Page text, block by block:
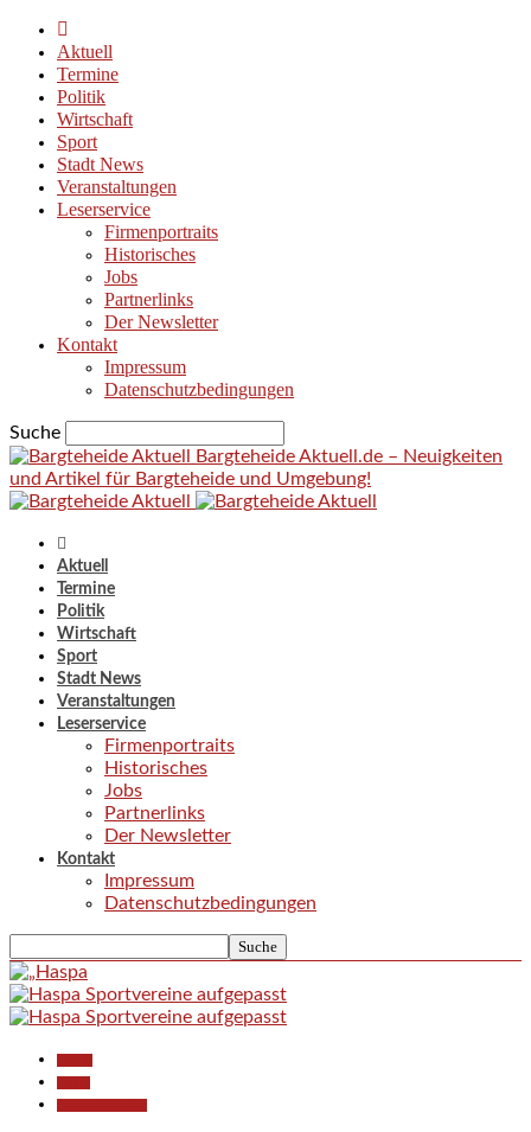
Aktuell
Termine
Politik
Wirtschaft
Sport
Stadt News
Veranstaltungen
Leserservice
Firmenportraits
Historisches
Jobs
Partnerlinks
Der Newsletter
Kontakt
Impressum
Datenschutzbedingungen
Suche
Bargteheide Aktuell.de – Neuigkeiten
und Artikel für Bargteheide und Umgebung!
Aktuell
Termine
Politik
Wirtschaft
Sport
Stadt News
Veranstaltungen
Leserservice
Firmenportraits
Historisches
Jobs
Partnerlinks
Der Newsletter
Kontakt
Impressum
Datenschutzbedingungen